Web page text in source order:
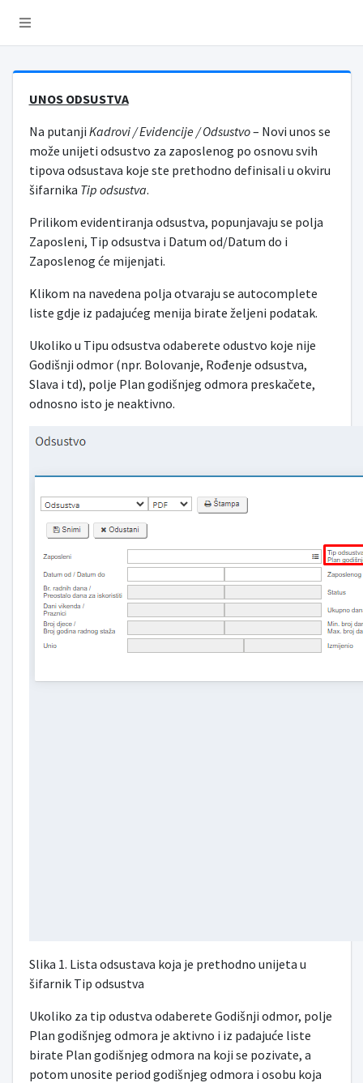
UNOS ODSUSTVA
Na putanji Kadrovi / Evidencije / Odsustvo– Novi unos se
može unijeti odsustvo za zaposlenog po osnovu svih
tipova odsustava koje ste prethodno definisali u okviru
šifarnika Tip odsustva.
Prilikom evidentiranja odsustva, popunjavaju se polja
Zaposleni, Tip odsustva i Datum od/Datum do i
Zaposlenog će mijenjati.
Klikom na navedena polja otvaraju se autocomplete
liste gdje iz padajućeg menija birate željeni podatak.
Ukoliko u Tipu odsustva odaberete odustvo koje nije
Godišnji odmor (npr. Bolovanje, Rođenje odsustva,
Slava i td), polje Plan godišnjeg odmora preskačete,
odnosno isto je neaktivno.
Slika 1. Lista odsustava koja je prethodno unijeta u
šifarnik Tip odsustva
Ukoliko za tip odustva odaberete Godišnji odmor, polje
Plan godišnjeg odmora je aktivno i iz padajuće liste
birate Plan godišnjeg odmora na koji se pozivate, a
potom unosite period godišnjeg odmora i osobu koja